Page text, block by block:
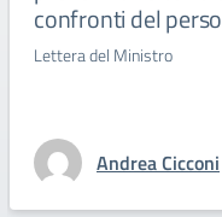
confronti del
Lettera del Ministro
Andrea Cicconi